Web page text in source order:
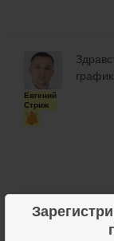
Евгений
Стриж